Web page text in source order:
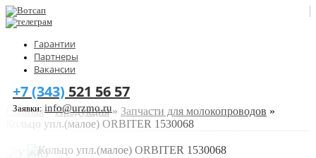
Гарантии
Партнеры
Вакансии
+7 (343) 521 56 57
Заявки:info@urzmo.ru
Главная»Продукция» Запчасти для молокопроводов »
Кольцо упл.(малое) ORBITER 1530068